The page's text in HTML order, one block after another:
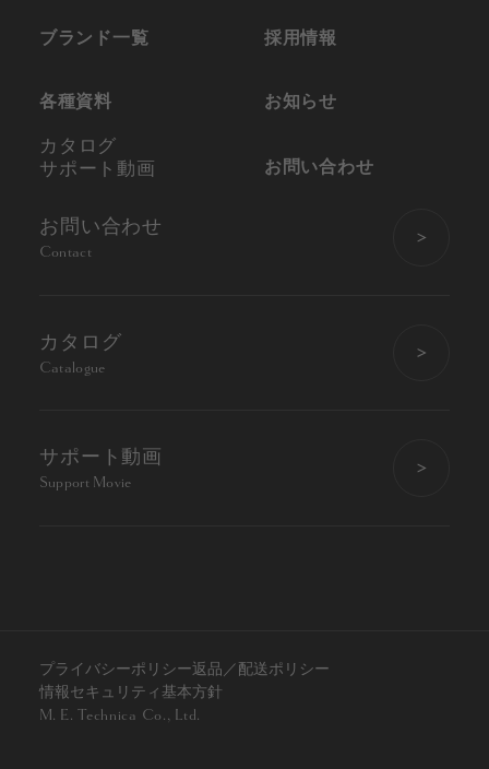
ブランド一覧
各種資料
カタログ
サポート動画
採用情報
お知らせ
お問い合わせ
お問い合わせ
Contact
カタログ
Catalogue
サポート動画
Support Movie
プライバシーポリシー返品／配送ポリシー
情報セキュリティ基本方針
M. E. Technica Co., Ltd.